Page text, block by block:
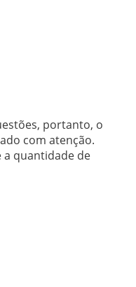
portanto, o
com atenção.
a quantidade de